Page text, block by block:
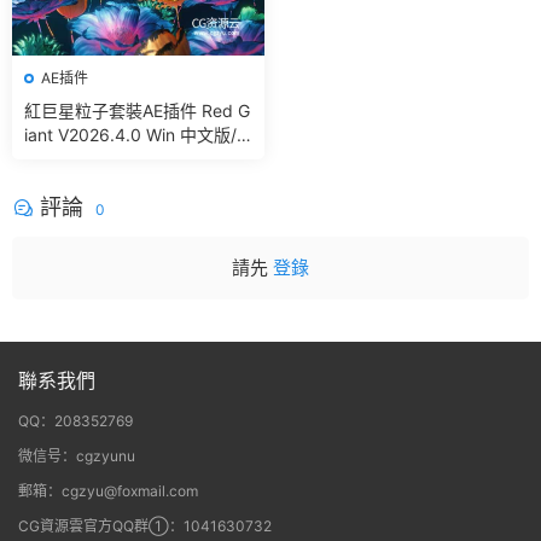
AE插件
紅巨星粒子套裝AE插件 Red G
iant V2026.4.0 Win 中文版/
評論 0
請先 登錄
聯系我們
QQ：208352769
微信号：cgzyunu
郵箱：cgzyu@foxmail.com
CG資源雲官方QQ群①：1041630732